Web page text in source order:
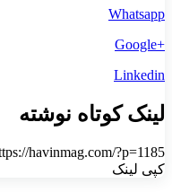
Whatsapp
+Google
Linkedin
لینک کوتاه نوشته
havinmag.com/?p=1185
کپی لینک